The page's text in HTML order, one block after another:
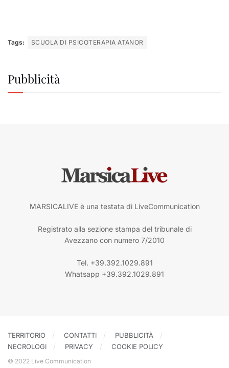
Tags: SCUOLA DI PSICOTERAPIA ATANOR
Pubblicità
MARSICALIVE è una testata di LiveCommunication
Registrato alla sezione stampa del tribunale di
Avezzano con numero 7/2010
Tel. +39.392.1029.891
Whatsapp +39.392.1029.891
TERRITORIO CONTATTI
PUBBLICITÀ
NECROLOGI
PRIVACY COOKIE POLICY
© 2022 Live Communication